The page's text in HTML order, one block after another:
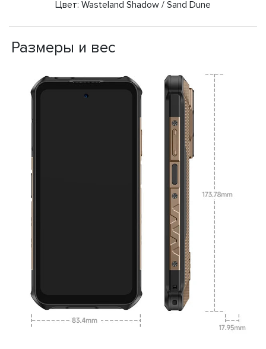
Цвет: Wasteland Shadow / Sand Dune
Размеры и вес